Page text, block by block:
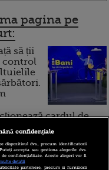
pagina pe
să ții
control
cardul de
, site-ul Știrile Pro
confidențiale
dispozitivul dvs., precum identificatorii
accepta sau gestiona alegerile dvs.
confidențialitate. Aceste alegeri vor fi
detalii
partenere, precum si furnizorii